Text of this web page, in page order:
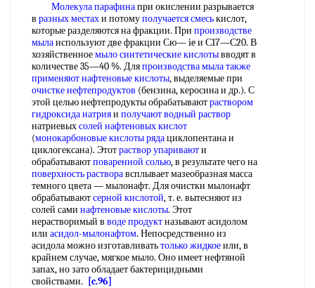
Молекула парафинапри окислении разрывается
в разных местахи потомуполучается смеськислот,
которые разделяются на фракции. При производстве
мылаиспользуют две фракции Сю— ie и С17—С20. В
хозяйственноемыло синтетические кислотывводят в
количестве 35—40 %. Дляпроизводства мылатакже
применяютнафтеновые кислоты, выделяемые при
очистке нефтепродуктов (бензина, керосина и др.). С
этой целью нефтепродукты обрабатываютраствором
гидроксида натрияи получают водный раствор
натриевыхсолей нафтеновых кислот
(монокарбоновые кислоты рядациклопентана и
циклогексана). Этотраствор упариваюти
обрабатываютповаренной солью, в результате чего на
поверхность растворавсплывает мазеобразная масса
темного цвета — мылонафт. Для очистки мылонафт
обрабатываютсерной кислотой, т. е. вытесняют из
солей сами нафтеновые кислоты. Этот
нерастворимый в воде продуктназывают асидолом
или асидол-мылонафтом. Непосредственно из
асидола можно изготавливатьтолько жидкоеили, в
крайнем случае, мягкое мыло. Оно имеет нефтяной
запах, но зато обладает бактерицидными
свойствами.
[c.96]